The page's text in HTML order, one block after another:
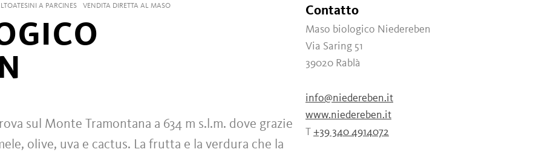
A PARCINES VENDITA DIRETTA AL MASO
sul Monte Tramontana a 634 m s.l.m. dove grazie
olive, uva e cactus. La frutta e la verdura che la
Contatto
Maso biologico Niedereben
Via Saring 51
39020 Rablà
info@niedereben.it
www.niedereben.it
T +39 340 4914072